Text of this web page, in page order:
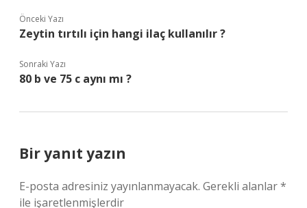
Önceki Yazı
Zeytin tırtılı için hangi ilaç kullanılır ?
Sonraki Yazı
80 b ve 75 c aynı mı ?
Bir yanıt yazın
E-posta adresiniz yayınlanmayacak. Gerekli alanlar*
ile işaretlenmişlerdir